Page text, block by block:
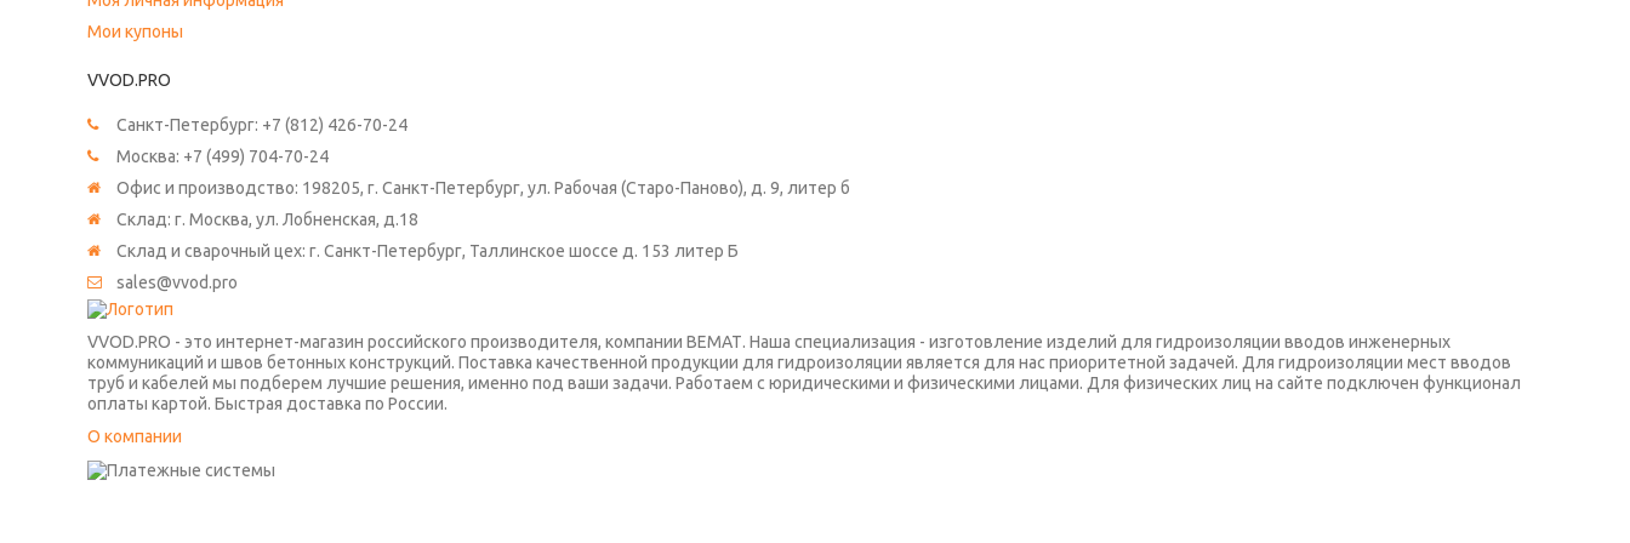
Мои купоны
VVOD.PRO
Санкт-Петербург: +7 (812) 426-70-24
Москва: +7 (499) 704-70-24
Офис и производство: 198205, г. Санкт-Петербург, ул. Рабочая (Старо-Паново), д. 9, литер б
Склад: г. Москва, ул. Лобненская, д.18
Склад и сварочный цех: г. Санкт-Петербург, Таллинское шоссе д. 153 литер Б
sales@vvod.pro
VVOD.PRO - это интернет-магазин российского производителя, компании ВЕМАТ. Наша специализация - изготовление изделий для гидроизоляции вводов инженерных
коммуникаций и швов бетонных конструкций. Поставка качественной продукции для гидроизоляции является для нас приоритетной задачей. Для гидроизоляции мест вводов
труб и кабелей мы подберем лучшие решения, именно под ваши задачи. Работаем с юридическими и физическими лицами. Для физических лиц на сайте подключен функционал
оплаты картой. Быстрая доставка по России.
О компании